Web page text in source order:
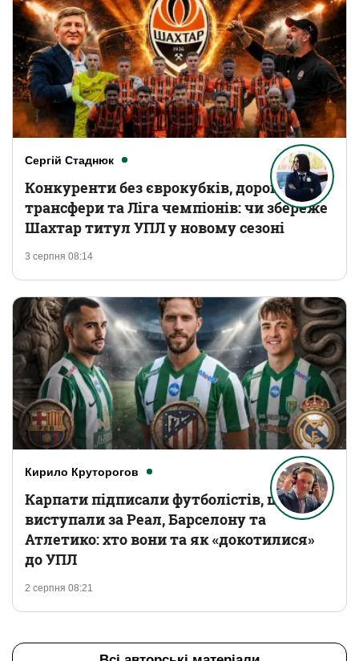
Сергій Стаднюк
3 серпня 08:14
Конкуренти без єврокубків, дорогі
трансфери та Ліга чемпіонів: чи збереже
Шахтар титул УПЛ у новому сезоні
Кирило Круторогов
2 серпня 08:21
Карпати підписали футболістів, що
виступали за Реал, Барселону та
Атлетико: хто вони та як «докотилися»
до УПЛ